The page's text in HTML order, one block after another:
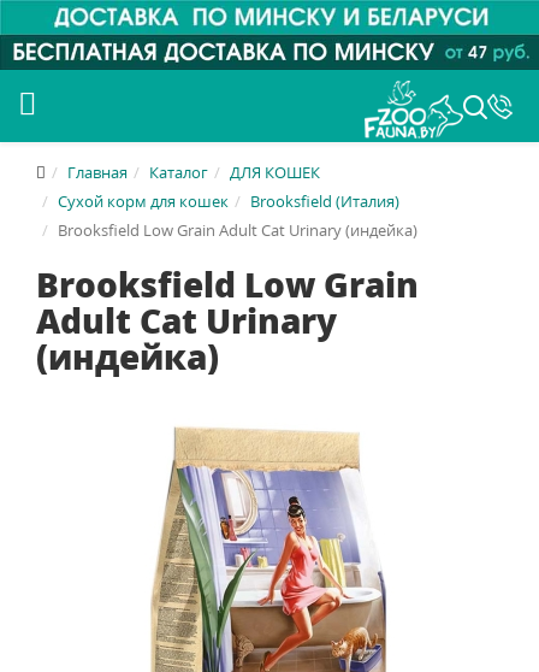
Главная Каталог
ДЛЯ КОШЕК
Сухой корм для кошек
Brooksfield (Италия)
Brooksfield Low Grain Adult Cat Urinary (индейка)
Brooksfield Low Grain
Adult Cat Urinary
(индейка)